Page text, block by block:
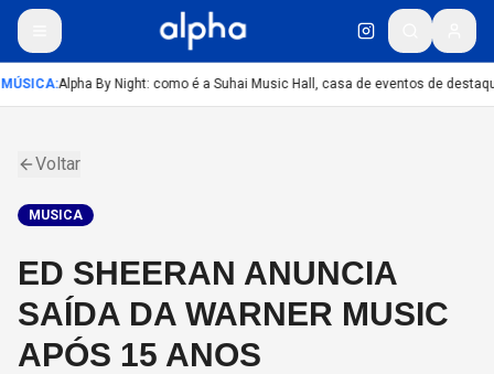
:Alpha By Night: como é a Suhai Music Hall, casa de eventos de
Voltar
MUSICA
ED SHEERAN ANUNCIA
SAÍDA DA WARNER MUSIC
APÓS 15 ANOS